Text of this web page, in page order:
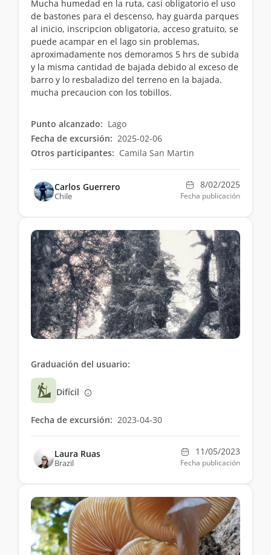
Mucha humedad en la ruta, casi obligatorio el uso
de bastones para el descenso, hay guarda parques
al inicio, inscripcion obligatoria, acceso gratuito, se
puede acampar en el lago sin problemas,
aproximadamente nos demoramos 5 hrs de subida
y la misma cantidad de bajada debido al exceso de
barro y lo resbaladizo del terreno en la bajada.
mucha precaucion con los tobillos.
Punto alcanzado: Lago
Fecha de excursión: 2025-02-06
Otros participantes: Camila San Martin
Carlos Guerrero
Chile
8/02/2025
Fecha publicación
Graduación del usuario:
Difícil
Fecha de excursión: 2023-04-30
Laura Ruas
Brazil
11/05/2023
Fecha publicación